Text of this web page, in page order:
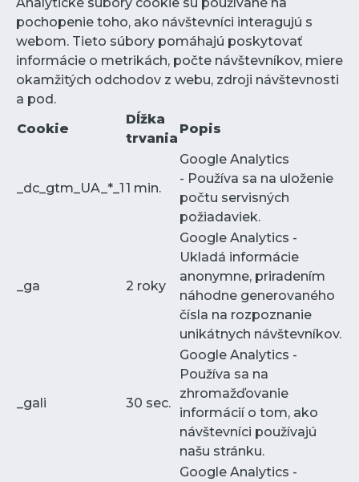
pochopenie toho, ako návštevníci interagujú s
webom. Tieto súbory pomáhajú poskytovať
informácie o metrikách, počte návštevníkov, miere
okamžitých odchodov z webu, zdroji návštevnosti
a pod.
Cookie
Dĺžka
trvania
Popis
_dc_gtm_UA_*_11 min.
Google Analytics
- Používa sa na uloženie
počtu servisných
požiadaviek.
_ga 2 roky
Google Analytics -
Ukladá informácie
anonymne, priradením
náhodne generovaného
čísla na rozpoznanie
unikátnych návštevníkov.
_gali 30 sec.
Google Analytics -
Používa sa na
zhromažďovanie
informácií o tom, ako
návštevníci používajú
našu stránku.
Google Analytics -